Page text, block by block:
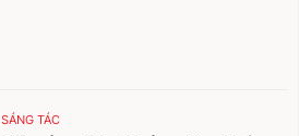
SÁNG TÁC